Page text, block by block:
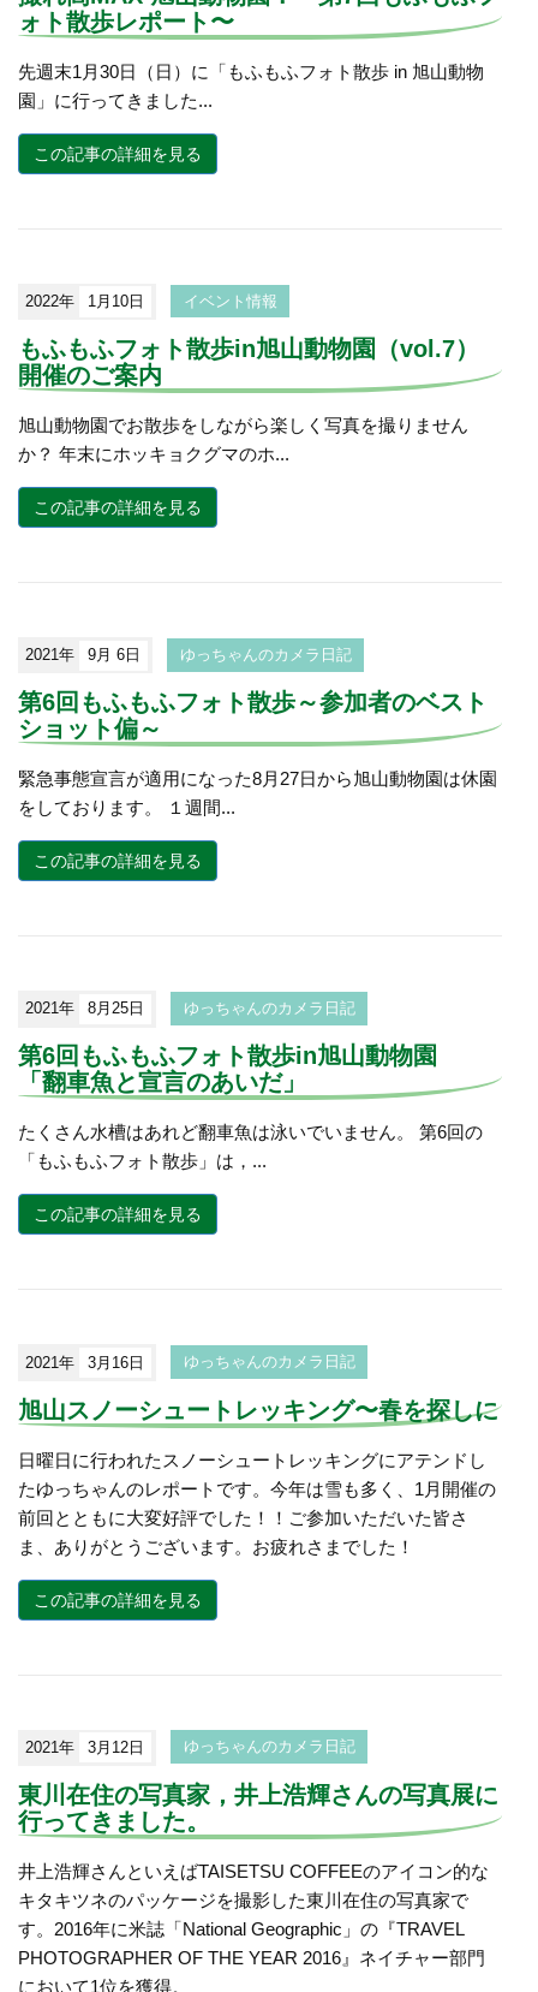
ォト散歩レポート〜
先週末1月30日（日）に「もふもふフォト散歩 in 旭山動物
園」に行ってきました...
この記事の詳細を見る
2022年 1月10日 イベント情報
もふもふフォト散歩in旭山動物園（vol.7）
開催のご案内
旭山動物園でお散歩をしながら楽しく写真を撮りません
か？ 年末にホッキョクグマのホ...
この記事の詳細を見る
2021年 9月 6日 ゆっちゃんのカメラ日記
第6回もふもふフォト散歩～参加者のベスト
ショット偏～
緊急事態宣言が適用になった8月27日から旭山動物園は休園
をしております。 １週間...
この記事の詳細を見る
2021年 8月25日 ゆっちゃんのカメラ日記
第6回もふもふフォト散歩in旭山動物園
「翻車魚と宣言のあいだ」
たくさん水槽はあれど翻車魚は泳いでいません。 第6回の
「もふもふフォト散歩」は，...
この記事の詳細を見る
2021年 3月16日 ゆっちゃんのカメラ日記
旭山スノーシュートレッキング〜春を探しに
日曜日に行われたスノーシュートレッキングにアテンドし
たゆっちゃんのレポートです。今年は雪も多く、1月開催の
前回とともに大変好評でした！！ご参加いただいた皆さ
ま、ありがとうございます。お疲れさまでした！
この記事の詳細を見る
2021年 3月12日 ゆっちゃんのカメラ日記
東川在住の写真家，井上浩輝さんの写真展に
行ってきました。
井上浩輝さんといえばTAISETSU COFFEEのアイコン的な
キタキツネのパッケージを撮影した東川在住の写真家で
す。2016年に米誌「National Geographic」の『TRAVEL
PHOTOGRAPHER OF THE YEAR 2016』ネイチャー部門
において1位を獲得。